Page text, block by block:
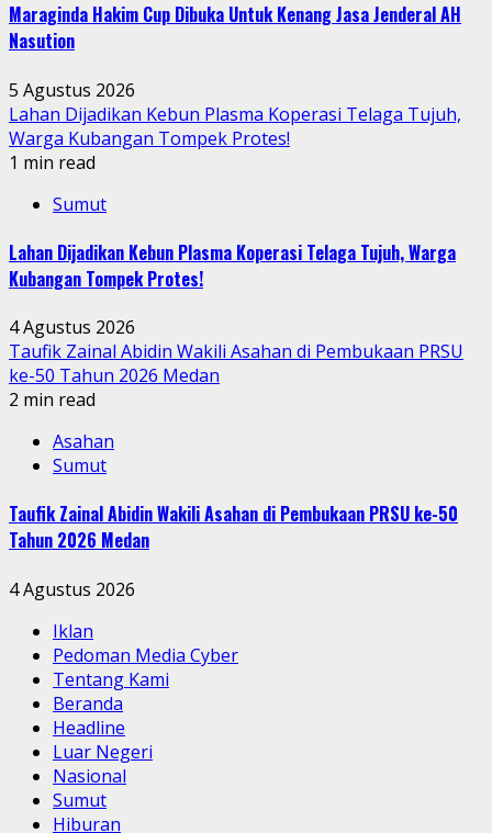
Maraginda Hakim Cup Dibuka Untuk Kenang Jasa Jenderal AH
Nasution
5 Agustus 2026
Lahan Dijadikan Kebun Plasma Koperasi Telaga Tujuh,
Warga Kubangan Tompek Protes!
1 min read
Sumut
Lahan Dijadikan Kebun Plasma Koperasi Telaga Tujuh, Warga
Kubangan Tompek Protes!
4 Agustus 2026
Taufik Zainal Abidin Wakili Asahan di Pembukaan PRSU
ke-50 Tahun 2026 Medan
2 min read
Asahan
Sumut
Taufik Zainal Abidin Wakili Asahan di Pembukaan PRSU ke-50
Tahun 2026 Medan
4 Agustus 2026
Iklan
Pedoman Media Cyber
Tentang Kami
Beranda
Headline
Luar Negeri
Nasional
Sumut
Hiburan